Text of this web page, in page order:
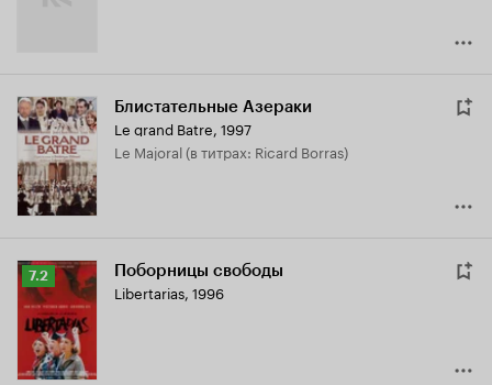
Блистательные Азераки
Le grand Batre, 1997
Le Majoral (в титрах: Ricard Borras)
Рейтинг
Кинопоиска
7.2
7.2 Поборницы свободы
Libertarias, 1996